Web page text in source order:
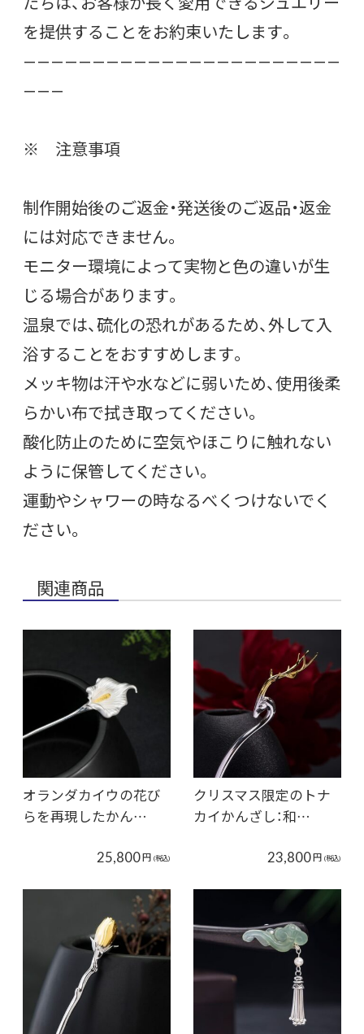
を提供することをお約束いたします。
———————————————————————
———
※ 注意事項
制作開始後のご返金・発送後のご返品・返金
には対応できません。
モニター環境によって実物と色の違いが生
じる場合があります。
温泉では、硫化の恐れがあるため、外して入
浴することをおすすめします。
メッキ物は汗や水などに弱いため、使用後柔
らかい布で拭き取ってください。
酸化防止のために空気やほこりに触れない
ように保管してください。
運動やシャワーの時なるべくつけないでく
ださい。
関連商品
オランダカイウの花び
らを再現したかん…
25,800円 (税込)
クリスマス限定のトナ
カイかんざし：和…
23,800円 (税込)